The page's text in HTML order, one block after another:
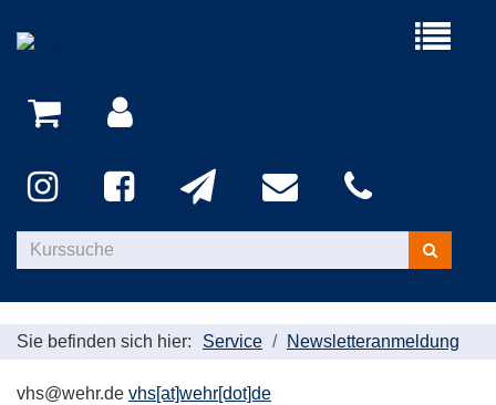
Menü
Kurse
suchen
Sie befinden sich hier: Service Newsletteranmeldung
vhs@wehr.de vhs[at]wehr[dot]de